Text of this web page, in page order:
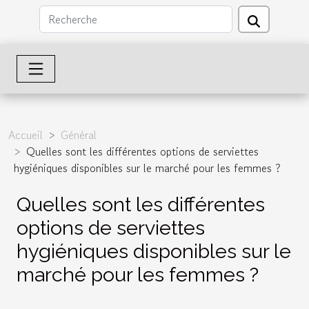
Accueil
Général
Quelles sont les différentes options de serviettes
hygiéniques disponibles sur le marché pour les femmes ?
Quelles sont les différentes
options de serviettes
hygiéniques disponibles sur le
marché pour les femmes ?